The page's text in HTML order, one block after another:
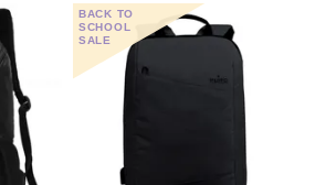
BACK TO
SCHOOL
SALE